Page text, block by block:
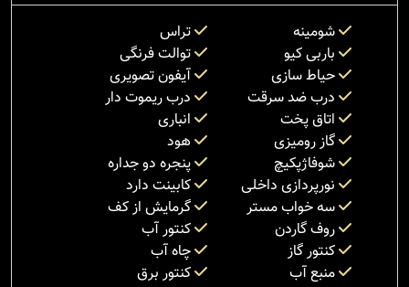
شومینه
تراس
باربی کیو
توالت فرنگی
حیاط سازی
آیفون تصویری
درب ضد سرقت
درب ریموت دار
اتاق پخت
انباری
گاز رومیزی
هود
شوفاژپکیچ
پنجره دو جداره
نورپردازی داخلی
کابینت دارد
سه خواب مستر
گرمایش از کف
روف گاردن
کنتور آب
کنتور گاز
چاه آب
منبع آب
کنتور برق